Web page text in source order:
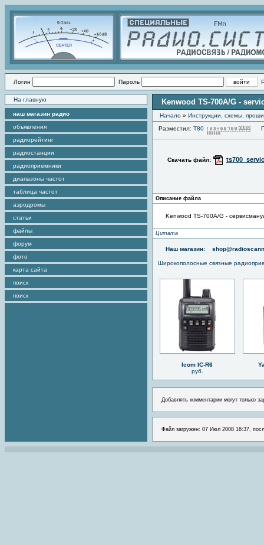
Логин Пароль
На главную
наш магазин радио
объявления
радиорейтинг
радиостанции
радиоприемники
диапазоны частот
таблица частот
аэродромы
статьи
файлы
форум
фото
карта сайта
поиск
поиск
Kenwood TS-700A/G -
Начало » Инструкции, схемы,
Разместил: Т80
Скачать файл:
Описание файла
Kenwood TS-700A/G -
Цитата
Наш магазин:
Широкополосные связные
Icom IC-R6
руб.
Добавлять комментарии могут только
Файл загружен: 07 Июл 2008 16:37,